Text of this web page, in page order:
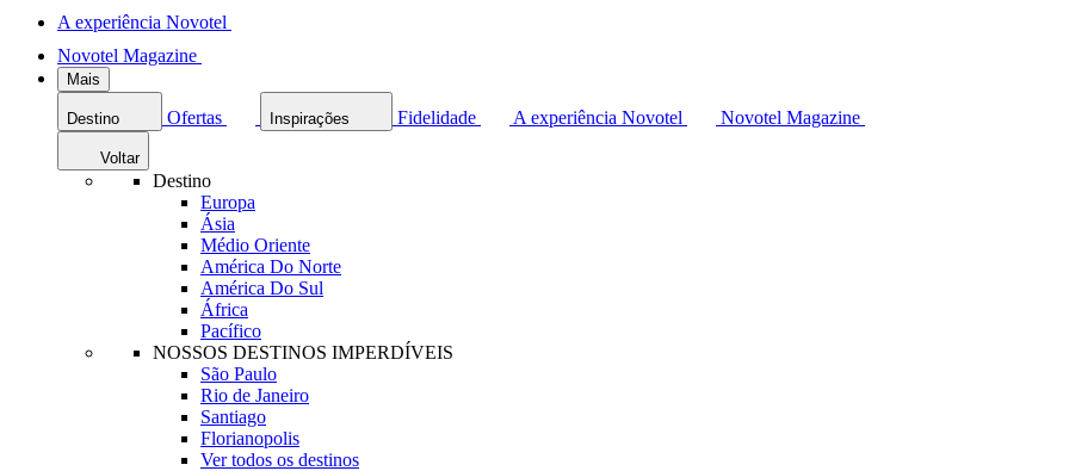
A experiência Novotel
Novotel Magazine
Mais
Destino Ofertas Inspirações Fidelidade A experiência Novotel Novotel Magazine
Voltar
Destino
Europa
Ásia
Médio Oriente
América Do Norte
América Do Sul
África
Pacífico
NOSSOS DESTINOS IMPERDÍVEIS
São Paulo
Rio de Janeiro
Santiago
Florianopolis
Ver todos os destinos